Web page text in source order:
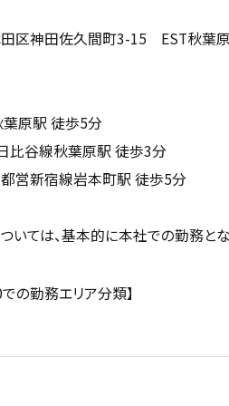
区神田佐久間町3-15 EST秋葉
原駅 徒歩5分
比谷線秋葉原駅 徒歩3分
営新宿線岩本町駅 徒歩5分
ては、基本的に本社での勤務と
での勤務エリア分類】